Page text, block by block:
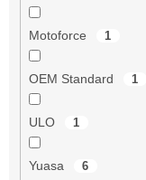
Motoforce 1
OEM Standard 1
ULO 1
Yuasa 6